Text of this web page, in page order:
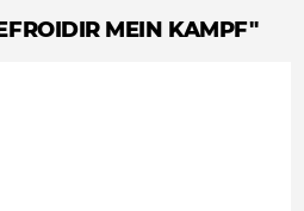
MEIN KAMPF"